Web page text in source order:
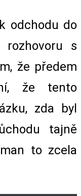
odchodu do
rozhovoru s
že předem
že tento
zda byl
tajně
to zcela